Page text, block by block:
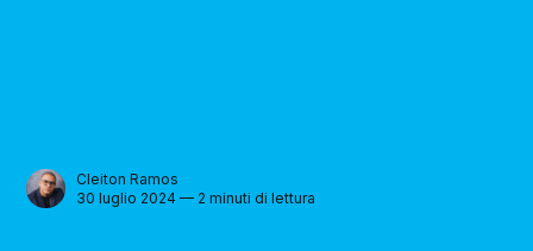
Cleiton Ramos
30 luglio 2024 — 2 minuti di lettura